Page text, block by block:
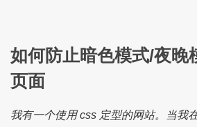
如何防止暗色模式/夜晚
页面
我有一个使用 css 定型的网站。当我